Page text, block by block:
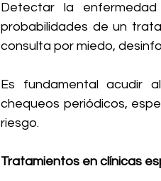
Detectar la
probabilidades de un
consulta por miedo,
Es fundamental acudir
chequeos periódicos,
riesgo.
Tratamientos en clínicas